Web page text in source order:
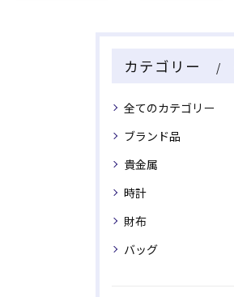
カテゴリー
全てのカテゴリー
ブランド品
貴金属
時計
財布
バッグ